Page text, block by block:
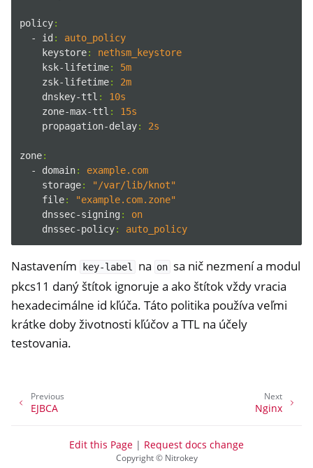
policy:
- id :
auto_policy
keystore:
nethsm_keystore
ksk-lifetime:
5m
zsk-lifetime:
2m
dnskey-ttl :
10s
zone-max-ttl :
15s
propagation-delay: 2s
zone:
- domain:
example.com
storage:
"/var/lib/knot"
file:
"example.com.zone"
dnssec-signing :
on
dnssec-policy: auto_policy
Nastavením key-label na on sa nič nezmení a modul
pkcs11 daný štítok ignoruje a ako štítok vždy vracia
hexadecimálne id kľúča. Táto politika používa veľmi
krátke doby životnosti kľúčov a TTL na účely
testovania.
Next
Nginx
Previous
EJBCA
Copyright © Nitrokey
Edit this Page | Request docs change